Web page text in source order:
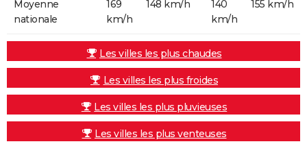
Moyenne
nationale
169
km/h
148 km/h
140
km/h
155 km/h
Les villes les plus chaudes
Les villes les plus froides
Les villes les plus pluvieuses
Les villes les plus venteuses